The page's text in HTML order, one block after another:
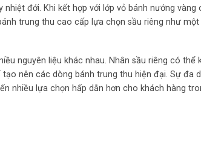
đới. Khi kết hợp với lớp vỏ bánh nướng vàng
trung thu cao cấp lựa chọn sầu riêng như
nguyên liệu khác nhau. Nhân sầu riêng có thể
nên các dòng bánh trung thu hiện đại. Sự đa
nhiều lựa chọn hấp dẫn hơn cho khách hàng